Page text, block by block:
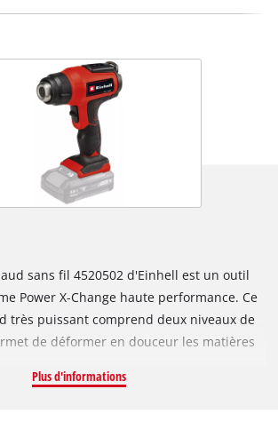
sans fil 4520502 d'Einhell est un outil
Power X-Change haute performance. Ce
très puissant comprend deux niveaux de
de déformer en douceur les matières
et d’éliminer les vieux résidus de
Plus d'informations